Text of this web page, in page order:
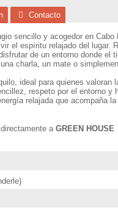
Contacto
sencillo y acogedor en
el espíritu relajado del lugar.
de un entorno donde
charla, un mate o
ideal para quienes
respeto por el entorno
relajada que acompaña
a GREEN HOUSE